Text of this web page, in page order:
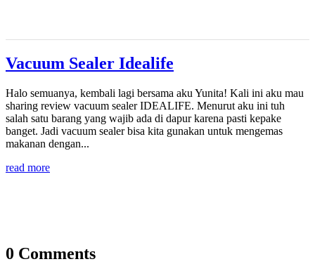
Vacuum Sealer Idealife
Halo semuanya, kembali lagi bersama aku Yunita! Kali ini aku mau
sharing review vacuum sealer IDEALIFE. Menurut aku ini tuh
salah satu barang yang wajib ada di dapur karena pasti kepake
banget. Jadi vacuum sealer bisa kita gunakan untuk mengemas
makanan dengan...
read more
0 Comments